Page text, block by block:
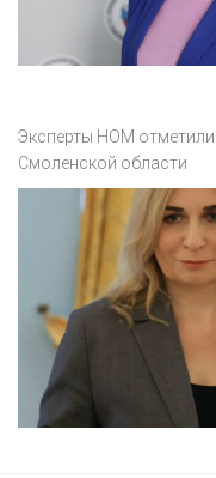
Эксперты НОМ
Смоленской области